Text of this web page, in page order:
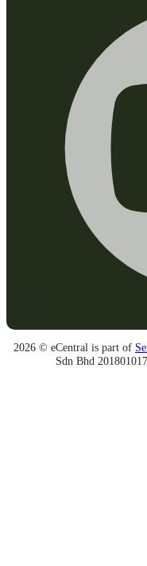
2026 © eCentral is part of
Sdn Bhd